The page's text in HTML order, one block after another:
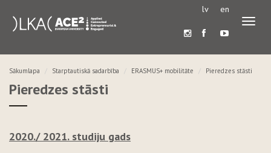
lv en
Sākumlapa Starptautiskā sadarbība ERASMUS+ mobilitāte Pieredzes stāsti
Pieredzes stāsti
2020./ 2021. studiju gads